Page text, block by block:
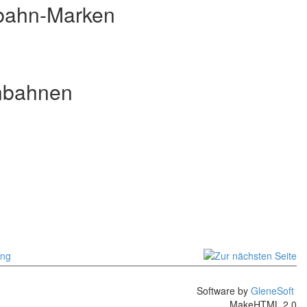
Marken
Software by GleneSoft
MakeHTML 2.0